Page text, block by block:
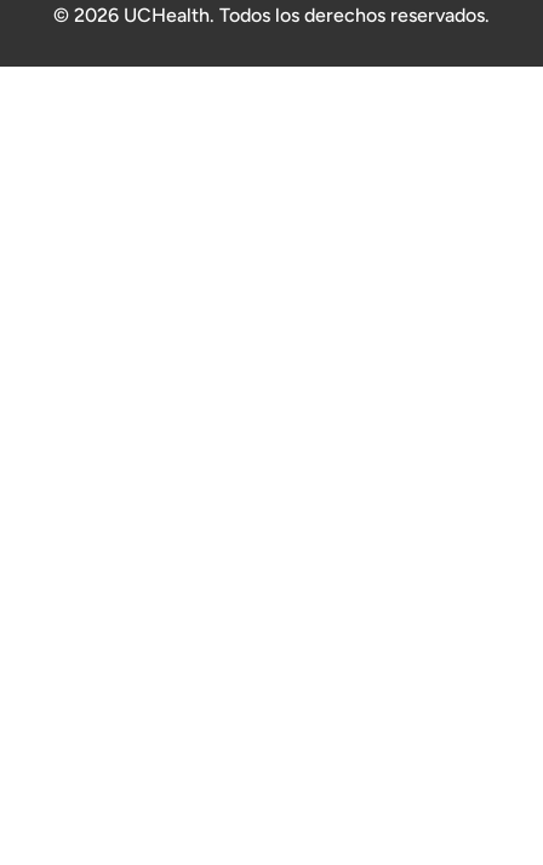
© 2026 UCHealth. Todos los derechos reservados.